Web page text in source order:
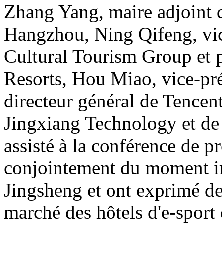
Zhang Yang, maire adjoint
Hangzhou, Ning Qifeng,
Cultural Tourism Group et
Resorts, Hou Miao, vice-
directeur général de
Jingxiang Technology et
assisté à la conférence de
conjointement du moment
Jingsheng et ont exprimé
marché des hôtels d'e-